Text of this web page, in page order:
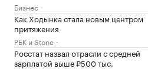
Бизнес
Как Ходынка стала новым центром
притяжения
РБК и Stone
Росстат назвал отрасли с средней
зарплатой выше ₽500 тыс.